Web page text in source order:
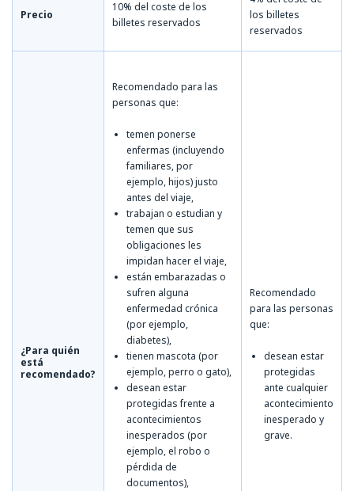
Precio
10% del coste de los
billetes reservados
los billetes
reservados
¿Para quién
está
recomendado?
Recomendado para las
personas que:
temen ponerse
enfermas (incluyendo
familiares, por
ejemplo, hijos) justo
antes del viaje,
trabajan o estudian y
temen que sus
obligaciones les
impidan hacer el viaje,
están embarazadas o
sufren alguna
enfermedad crónica
(por ejemplo,
diabetes),
tienen mascota (por
ejemplo, perro o gato),
desean estar
protegidas frente a
acontecimientos
inesperados (por
ejemplo, el robo o
pérdida de
documentos),
Recomendado
para las personas
que:
desean estar
protegidas
ante cualquier
acontecimiento
inesperado y
grave.